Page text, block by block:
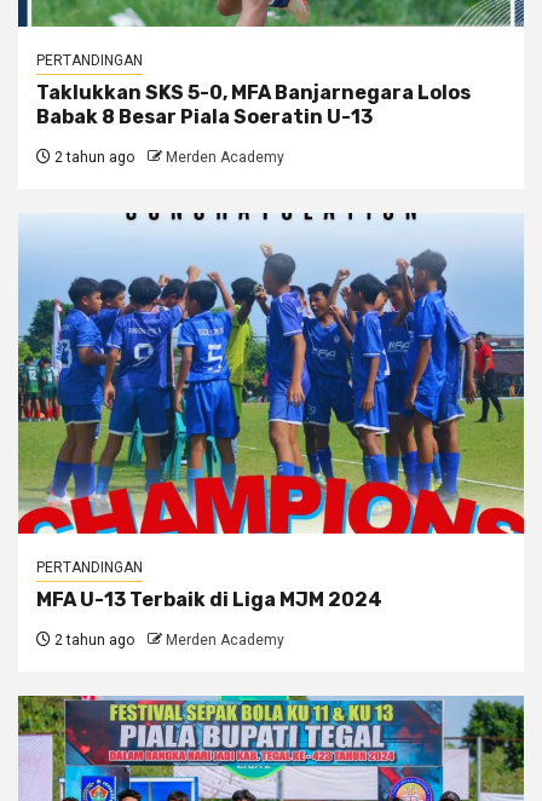
PERTANDINGAN
Taklukkan SKS 5-0, MFA Banjarnegara Lolos
Babak 8 Besar Piala Soeratin U-13
2 tahun ago Merden Academy
PERTANDINGAN
MFA U-13 Terbaik di Liga MJM 2024
2 tahun ago Merden Academy